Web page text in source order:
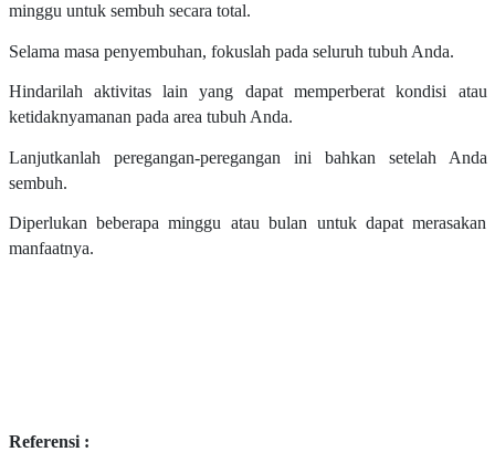
minggu untuk sembuh secara total.
Selama masa penyembuhan, fokuslah pada seluruh tubuh Anda.
Hindarilah aktivitas lain yang dapat memperberat kondisi atau
ketidaknyamanan pada area tubuh Anda.
Lanjutkanlah peregangan-peregangan ini bahkan setelah Anda
sembuh.
Diperlukan beberapa minggu atau bulan untuk dapat merasakan
manfaatnya.
Referensi :